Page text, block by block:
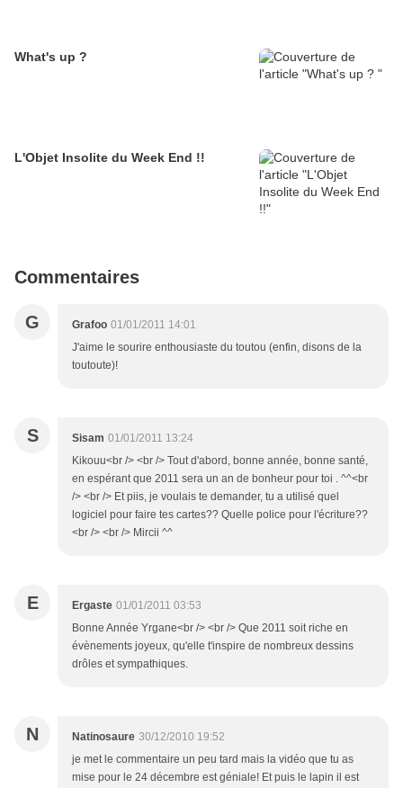
What's up ?
L'Objet Insolite du Week End !!
Commentaires
G Grafoo 01/01/2011 14:01
J'aime le sourire enthousiaste du toutou (enfin, disons de la
toutoute)!
S Sisam 01/01/2011 13:24
Kikouu<br /> <br /> Tout d'abord, bonne année, bonne santé,
en espérant que 2011 sera un an de bonheur pour toi . ^^<br
/> <br /> Et piis, je voulais te demander, tu a utilisé quel
logiciel pour faire tes cartes?? Quelle police pour l'écriture??
<br /> <br /> Mircii ^^
E Ergaste 01/01/2011 03:53
Bonne Année Yrgane<br /> <br /> Que 2011 soit riche en
évènements joyeux, qu'elle t'inspire de nombreux dessins
drôles et sympathiques.
N Natinosaure 30/12/2010 19:52
je met le commentaire un peu tard mais la vidéo que tu as
mise pour le 24 décembre est géniale! Et puis le lapin il est